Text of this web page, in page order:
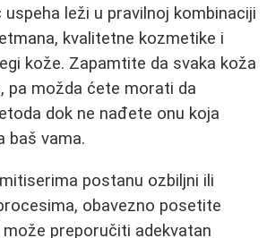
leži u pravilnoj kombinaciji
kvalitetne kozmetike i
kože. Zapamtite da svaka koža
pa možda ćete morati da
dok ne nađete onu koja
baš vama.
postanu ozbiljni ili
obavezno posetite
preporučiti adekvatan